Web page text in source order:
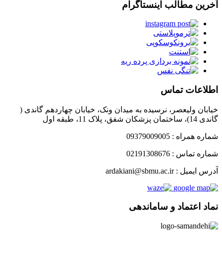
آخرین مطالب اینستاگرام
اطلاعات تماس
خیابان ولیعصر، نرسیده به میدان ونک، خیابان چهاردهم گاندی (
گاندی 14)، ساختمان پزشکان شفق، پلاک 11، طبقه اول
شماره همراه : 09379009005
شماره تماس : 02191308676
آدرس ایمیل : ardakiani@sbmu.ac.ir
نماد اعتماد و ساماندهی